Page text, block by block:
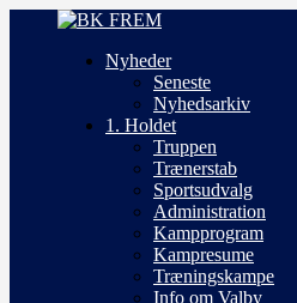
Nyheder
Seneste
Nyhedsarkiv
1. Holdet
Truppen
Trænerstab
Sportsudvalg
Administration
Kampprogram
Kampresume
Træningskampe
Info om Valby